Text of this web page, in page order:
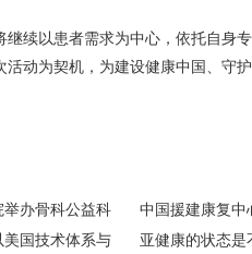
续以患者需求为中心，依托自身
动为契机，为建设健康中国、守
办骨科公益科
中国援建康复中
望
国技术体系与
亚健康的状态